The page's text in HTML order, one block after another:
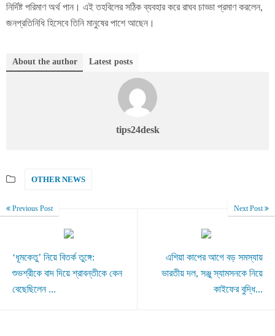
নির্দিষ্ট পরিমাণ অর্থ পান। এই তহবিলের সঠিক ব্যবহার করে রাঘব চাড্ডা প্রমাণ করলেন,
জনপ্রতিনিধি হিসেবে তিনি মানুষের পাশে আছেন।
About the author Latest posts
tips24desk
OTHER NEWS
Previous Post
‘ধূমকেতু’ নিয়ে বিতর্ক তুঙ্গে:
শুভশ্রীকে বাদ দিয়ে শ্রাবন্তীকে কেন
বেছেছিলেন ...
Next Post
এশিয়া কাপের আগে বড় সমস্যায়
ভারতীয় দল, সঞ্জু স্যামসনকে নিয়ে
কাইফের বুদ্ধি...